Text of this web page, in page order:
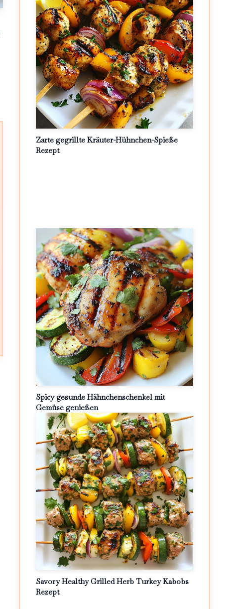
Zarte gegrillte Kräuter-Hühnchen-Spieße
Rezept
Spicy gesunde Hähnchenschenkel mit
Gemüse genießen
Savory Healthy Grilled Herb Turkey Kabobs
Rezept